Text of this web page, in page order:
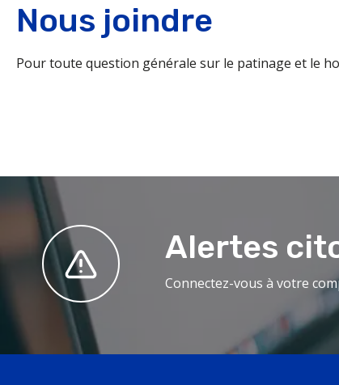
Nous joindre
Pour toute question générale sur le patinage et le
Alertes
Connectez-vous à votre